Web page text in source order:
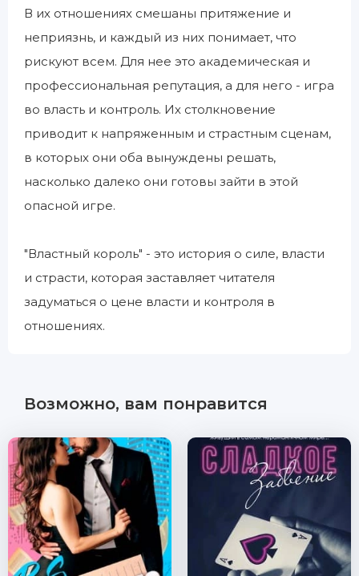
В их отношениях смешаны притяжение и
неприязнь, и каждый из них понимает, что
рискуют всем. Для нее это академическая и
профессиональная репутация, а для него - игра
во власть и контроль. Их столкновение
приводит к напряженным и страстным сценам,
в которых они оба вынуждены решать,
насколько далеко они готовы зайти в этой
опасной игре.
"Властный король" - это история о силе, власти
и страсти, которая заставляет читателя
задуматься о цене власти и контроля в
отношениях.
Возможно, вам понравится